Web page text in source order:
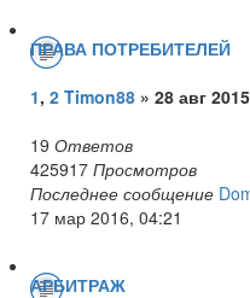
ПРАВА ПОТРЕБИТЕЛЕЙ
1, 2 Timon88 » 28 авг
19 Ответов
425917 Просмотров
Последнее сообщение
17 мар 2016, 04:21
АРБИТРАЖ